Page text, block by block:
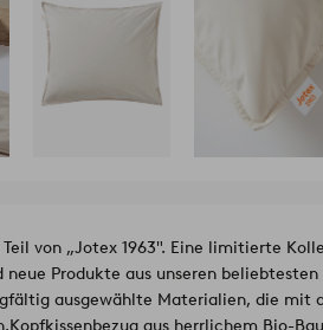
von „Jotex 1963". Eine limitierte
Produkte aus unseren
ausgewählte Materialien, die mit
Kopfkissenbezug aus herrlichem Bio-